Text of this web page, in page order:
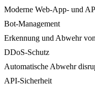
Moderne Web-App- und
Bot-Management
Erkennung und Abwehr
DDoS-Schutz
Automatische Abwehr
API-Sicherheit